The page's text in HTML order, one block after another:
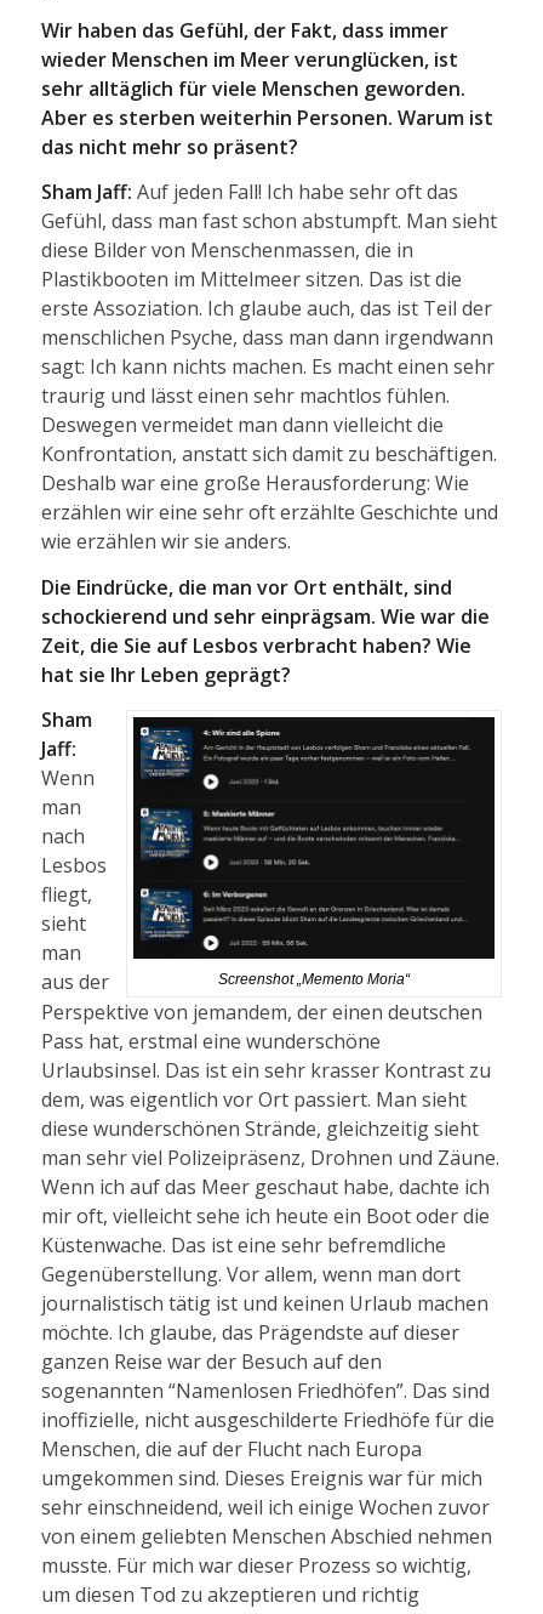
Wir haben das Gefühl, der Fakt, dass immer
wieder Menschen im Meer verunglücken, ist
sehr alltäglich für viele Menschen geworden.
Aber es sterben weiterhin Personen. Warum ist
das nicht mehr so präsent?
Sham Jaff: Auf jeden Fall! Ich habe sehr oft das
Gefühl, dass man fast schon abstumpft. Man sieht
diese Bilder von Menschenmassen, die in
Plastikbooten im Mittelmeer sitzen. Das ist die
erste Assoziation. Ich glaube auch, das ist Teil der
menschlichen Psyche, dass man dann irgendwann
sagt: Ich kann nichts machen. Es macht einen sehr
traurig und lässt einen sehr machtlos fühlen.
Deswegen vermeidet man dann vielleicht die
Konfrontation, anstatt sich damit zu beschäftigen.
Deshalb war eine große Herausforderung: Wie
erzählen wir eine sehr oft erzählte Geschichte und
wie erzählen wir sie anders.
Die Eindrücke, die man vor Ort enthält, sind
schockierend und sehr einprägsam. Wie war die
Zeit, die Sie auf Lesbos verbracht haben? Wie
hat sie Ihr Leben geprägt?
Screenshot „Memento Moria“
Sham
Jaff:
Wenn
man
nach
Lesbos
fliegt,
sieht
man
aus der
Perspektive von jemandem, der einen deutschen
Pass hat, erstmal eine wunderschöne
Urlaubsinsel. Das ist ein sehr krasser Kontrast zu
dem, was eigentlich vor Ort passiert. Man sieht
diese wunderschönen Strände, gleichzeitig sieht
man sehr viel Polizeipräsenz, Drohnen und Zäune.
Wenn ich auf das Meer geschaut habe, dachte ich
mir oft, vielleicht sehe ich heute ein Boot oder die
Küstenwache. Das ist eine sehr befremdliche
Gegenüberstellung. Vor allem, wenn man dort
journalistisch tätig ist und keinen Urlaub machen
möchte. Ich glaube, das Prägendste auf dieser
ganzen Reise war der Besuch auf den
sogenannten “Namenlosen Friedhöfen”. Das sind
inoffizielle, nicht ausgeschilderte Friedhöfe für die
Menschen, die auf der Flucht nach Europa
umgekommen sind. Dieses Ereignis war für mich
sehr einschneidend, weil ich einige Wochen zuvor
von einem geliebten Menschen Abschied nehmen
musste. Für mich war dieser Prozess so wichtig,
um diesen Tod zu akzeptieren und richtig